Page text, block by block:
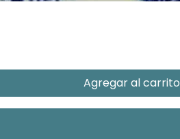
Agregar al carrito